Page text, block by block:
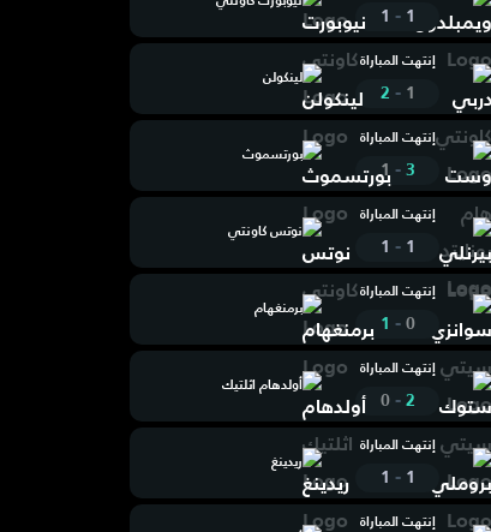
1
-
1
إنتهت المباراة
1
-
2
لينكولن
إنتهت المباراة
3
-
1
بورتسموث
إنتهت المباراة
1
-
1
نوتس كاونتي
إنتهت المباراة
0
-
1
برمنغهام
إنتهت المباراة
2
-
0
أولدهام اثلتيك
إنتهت المباراة
1
-
1
ريدينغ
إنتهت المباراة